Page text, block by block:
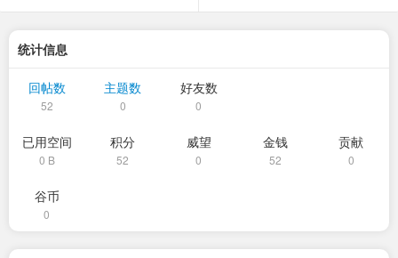
统计信息
回帖数
52
主题数
0
好友数
0
已用空间
0 B
积分
52
威望
0
金钱
52
贡献
0
谷币
0